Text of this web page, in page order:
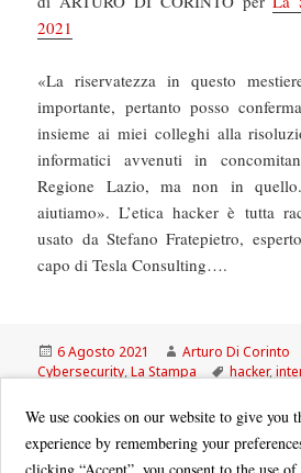
2021
«La riservatezza in questo
importante, pertanto posso
insieme ai miei colleghi alla
informatici avvenuti in
Regione Lazio, ma non in
aiutiamo». L’etica hacker è tutta
usato da Stefano Fratepietro,
capo di Tesla Consulting….
Scritto
il
6 Agosto 2021 Autore
Arturo Di Corinto
Cybersecurity,La Stampa Tag
hacker,
We use cookies on our website to give you
experience by remembering your